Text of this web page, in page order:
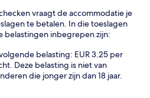
vraagt de accommodatie je
te betalen. In die toeslagen
belastingen inbegrepen zijn:
belasting: EUR 3.25 per
Deze belasting is niet van
die jonger zijn dan 18 jaar.